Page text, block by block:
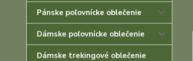
Pánske poľovnícke oblečenie
Dámske poľovnícke oblečenie
Dámske trekingové oblečenie